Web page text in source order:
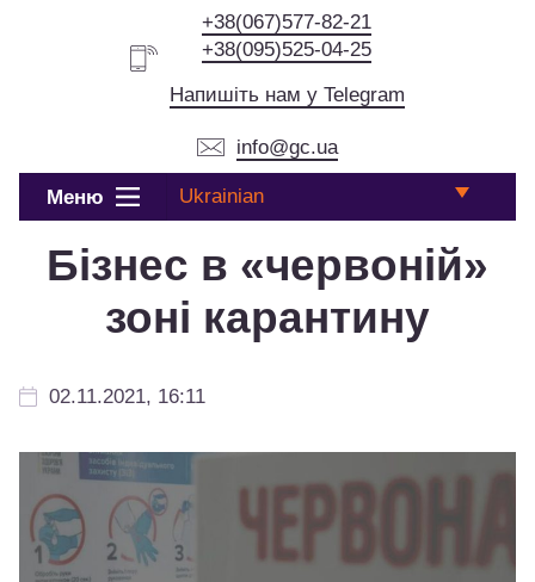
+38(067)577-82-21
+38(095)525-04-25
Напишіть нам у Telegram
info@gc.ua
Меню Ukrainian
Бізнес в «червоній»
зоні карантину
02.11.2021, 16:11